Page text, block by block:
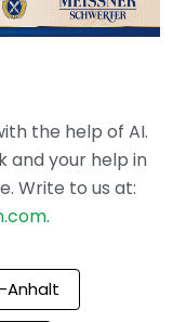
the help of AI.
and your help in
Write to us at:
.
Anhalt